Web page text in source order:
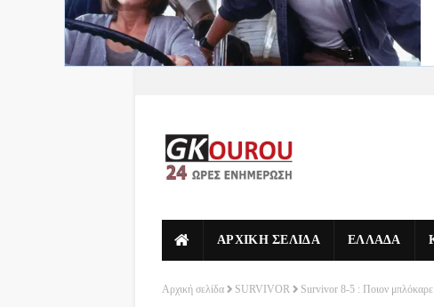
ΑΡΧΙΚΗ ΣΕΛΙΔΑ ΕΛΛΑΔΑ
Αρχική σελίδα SURVIVOR Survivor 8-5 : Ποιον